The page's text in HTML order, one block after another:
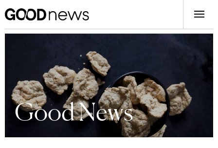
Good News